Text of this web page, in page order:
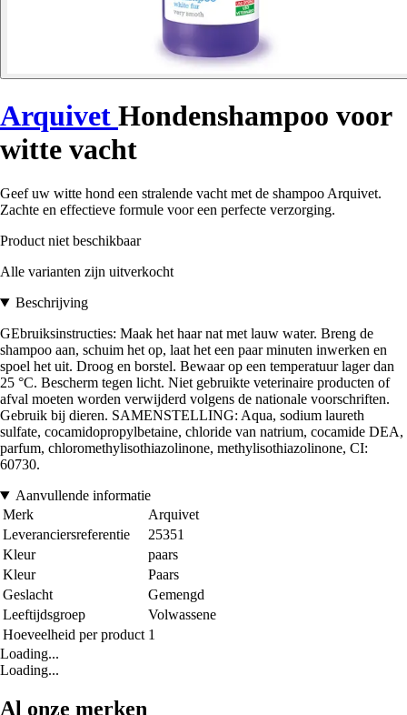
Arquivet Hondenshampoo voor
witte vacht
Geef uw witte hond een stralende vacht met de shampoo Arquivet.
Zachte en effectieve formule voor een perfecte verzorging.
Product niet beschikbaar
Alle varianten zijn uitverkocht
Beschrijving
GEbruiksinstructies: Maak het haar nat met lauw water. Breng de
shampoo aan, schuim het op, laat het een paar minuten inwerken en
spoel het uit. Droog en borstel. Bewaar op een temperatuur lager dan
25 °C. Bescherm tegen licht. Niet gebruikte veterinaire producten of
afval moeten worden verwijderd volgens de nationale voorschriften.
Gebruik bij dieren. SAMENSTELLING: Aqua, sodium laureth
sulfate, cocamidopropylbetaine, chloride van natrium, cocamide DEA,
parfum, chloromethylisothiazolinone, methylisothiazolinone, CI:
60730.
Aanvullende informatie
Merk
Arquivet
Leveranciersreferentie
25351
Kleur
paars
Kleur
Paars
Geslacht
Gemengd
Leeftijdsgroep
Volwassene
Hoeveelheid per product 1
Loading...
Loading...
Al onze merken